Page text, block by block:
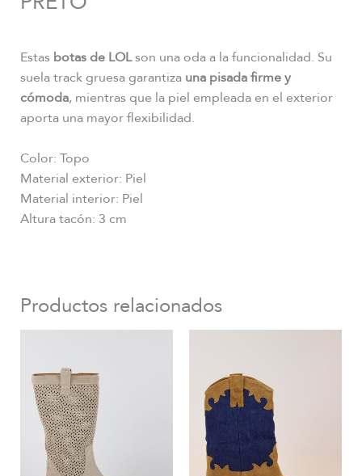
Estas botas de LOLson una oda a la funcionalidad. Su
suela track gruesa garantiza una pisada firme y
cómoda, mientras que la piel empleada en el exterior
aporta una mayor flexibilidad.
Color: Topo
Material exterior: Piel
Material interior: Piel
Altura tacón: 3 cm
Productos relacionados